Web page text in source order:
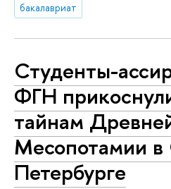
бакалавриат
Студенты-
ФГН
тайнам
Месопотамии в
Петербурге